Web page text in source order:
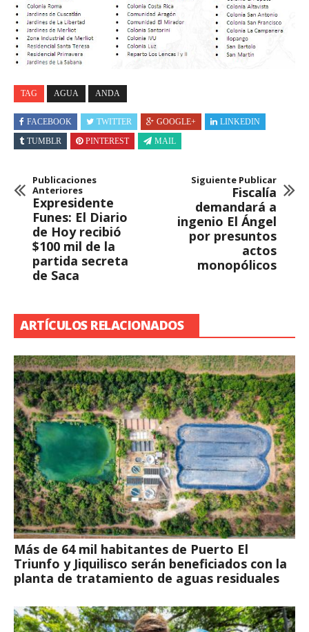
TAG AGUA ANDA
FACEBOOK TWITTER GOOGLE+
LINKEDIN
TUMBLR
PINTEREST MAIL
Publicaciones
Anteriores
Expresidente
Funes: El Diario
de Hoy recibió
$100 mil de la
partida secreta
de Saca
Siguiente Publicar
Fiscalía
demandará a
ingenio El Ángel
por presuntos
actos
monopólicos
ARTÍCULOS RELACIONADOS
Más de 64 mil habitantes de Puerto El
Triunfo y Jiquilisco serán beneficiados con la
planta de tratamiento de aguas residuales